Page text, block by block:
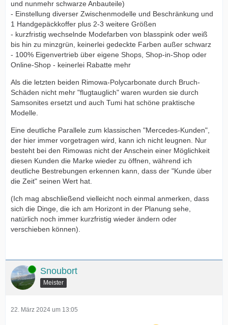
und nunmehr schwarze Anbauteile)
- Einstellung diverser Zwischenmodelle und Beschränkung und
1 Handgepäckkoffer plus 2-3 weitere Größen
- kurzfristig wechselnde Modefarben von blasspink oder weiß
bis hin zu minzgrün, keinerlei gedeckte Farben außer schwarz
- 100% Eigenvertrieb über eigene Shops, Shop-in-Shop oder
Online-Shop - keinerlei Rabatte mehr
Als die letzten beiden Rimowa-Polycarbonate durch Bruch-
Schäden nicht mehr "flugtauglich" waren wurden sie durch
Samsonites ersetzt und auch Tumi hat schöne praktische
Modelle.
Eine deutliche Parallele zum klassischen "Mercedes-Kunden",
der hier immer vorgetragen wird, kann ich nicht leugnen. Nur
besteht bei den Rimowas nicht der Anschein einer Möglichkeit
diesen Kunden die Marke wieder zu öffnen, während ich
deutliche Bestrebungen erkennen kann, dass der "Kunde über
die Zeit" seinen Wert hat.
(Ich mag abschließend vielleicht noch einmal anmerken, dass
sich die Dinge, die ich am Horizont in der Planung sehe,
natürlich noch immer kurzfristig wieder ändern oder
verschieben können).
Online Snoubort
Meister
22. März 2024 um 13:05